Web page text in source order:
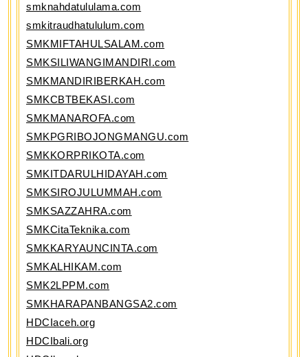
smknahdatululama.com
smkitraudhatululum.com
SMKMIFTAHULSALAM.com
SMKSILIWANGIMANDIRI.com
SMKMANDIRIBERKAH.com
SMKCBTBEKASI.com
SMKMANAROFA.com
SMKPGRIBOJONGMANGU.com
SMKKORPRIKOTA.com
SMKITDARULHIDAYAH.com
SMKSIROJULUMMAH.com
SMKSAZZAHRA.com
SMKCitaTeknika.com
SMKKARYAUNCINTA.com
SMKALHIKAM.com
SMK2LPPM.com
SMKHARAPANBANGSA2.com
HDCIaceh.org
HDCIbali.org